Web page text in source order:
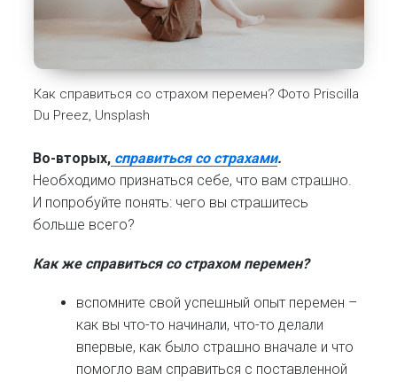
Как справиться со страхом перемен? Фото Priscilla
Du Preez, Unsplash
Во-вторых, справиться со страхами.
Необходимо признаться себе, что вам страшно.
И попробуйте понять: чего вы страшитесь
больше всего?
Как же справиться со страхом перемен?
вспомните свой успешный опыт перемен –
как вы что-то начинали, что-то делали
впервые, как было страшно вначале и что
помогло вам справиться с поставленной